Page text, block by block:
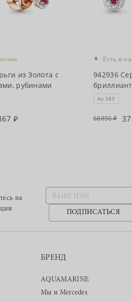
из Золота с
рубинами
• Есть в
942936
Au 585
68850
на
ПОДПИСАТЬСЯ
БРЕНД
AQUAMARINE
Мы и Mercedes